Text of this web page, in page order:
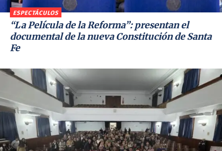
ESPECTÁCULOS
“La Película de la Reforma”: presentan el
documental de la nueva Constitución de Santa
Fe